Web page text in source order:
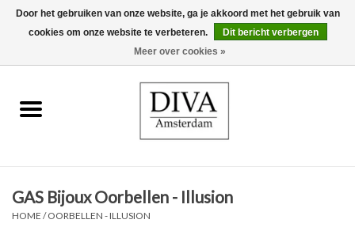
0 Artikelen - €0,00
Oorbellen
Ringen
GAS Bijoux Oorbellen - Illusion
HOME /OORBELLEN - ILLUSION
Door het gebruiken van onze website, ga je akkoord met het gebruik van
cookies om onze website te verbeteren.
Dit bericht verbergen
Meer over cookies »